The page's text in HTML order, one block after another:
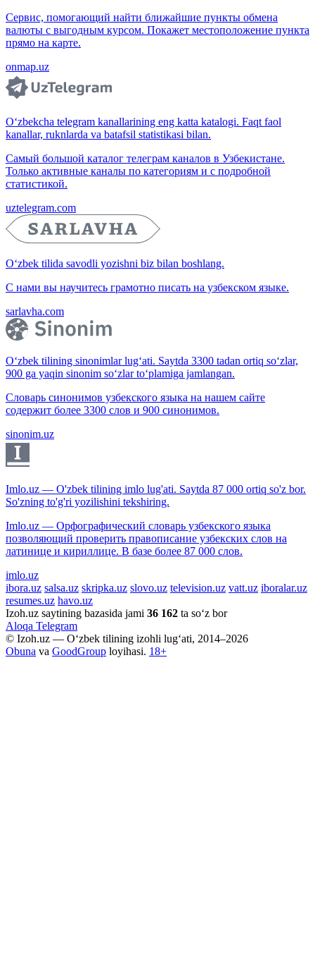
Сервис, помогающий найти ближайшие пункты обмена
валюты с выгодным курсом. Покажет местоположение пункта
прямо на карте.
onmap.uz
O‘zbekcha telegram kanallarining eng katta katalogi. Faqt faol
kanallar, ruknlarda va batafsil statistikasi bilan.
Самый большой каталог телеграм каналов в Узбекистане.
Только активные каналы по категориям и с подробной
статистикой.
uztelegram.com
O‘zbek tilida savodli yozishni biz bilan boshlang.
С нами вы научитесь грамотно писать на узбекском языке.
sarlavha.com
O‘zbek tilining sinonimlar lug‘ati. Saytda 3300 tadan ortiq so‘zlar,
900 ga yaqin sinonim so‘zlar to‘plamiga jamlangan.
Словарь синонимов узбекского языка на нашем сайте
содержит более 3300 слов и 900 синонимов.
sinonim.uz
Imlo.uz — O'zbek tilining imlo lug'ati. Saytda 87 000 ortiq so'z bor.
So'zning to'g'ri yozilishini tekshiring.
Imlo.uz — Орфографический словарь узбекского языка
позволяющий проверить правописание узбекских слов на
латинице и кириллице. В базе более 87 000 слов.
imlo.uz
ibora.uz salsa.uz skripka.uz slovo.uz television.uz vatt.uz iboralar.uz
resumes.uz havo.uz
Izoh.uz saytining bazasida jami 36 162 ta so‘z bor
Aloqa Telegram
© Izoh.uz — O‘zbek tilining izohli lug‘ati, 2014–2026
Obuna va GoodGroup loyihasi. 18+